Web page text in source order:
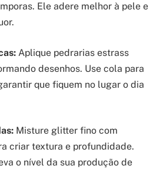
Ele adere melhor à pele e
Aplique pedrarias estrass
desenhos. Use cola para
que fiquem no lugar o dia
Misture glitter fino com
criar textura e profundidade.
o nível da sua produção de